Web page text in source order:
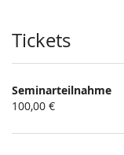
Produkte
Tickets
Seminarteilnahme
100,00 €